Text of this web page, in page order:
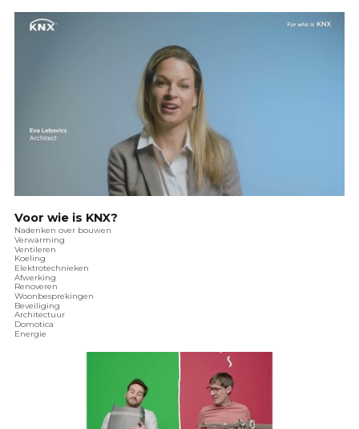
Voor wie is KNX?
Nadenken over bouwen
Verwarming
Ventileren
Koeling
Elektrotechnieken
Afwerking
Renoveren
Woonbesprekingen
Beveiliging
Architectuur
Domotica
Energie